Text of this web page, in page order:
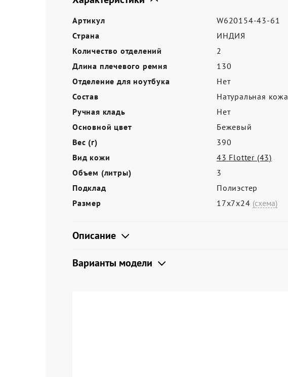
Акции
Артикул
W620154-43-61
Страна
ИНДИЯ
Количество отделений
2
Длина плечевого ремня
130
Отделение для ноутбука
Нет
Состав
Натуральная кожа
Ручная кладь
Нет
Основной цвет
Бежевый
Вес (г)
390
Вид кожи
43 Flotter (43)
Объем (литры)
3
Подклад
Полиэстер
Размер
17х7х24 (схема)
Описание
Варианты модели